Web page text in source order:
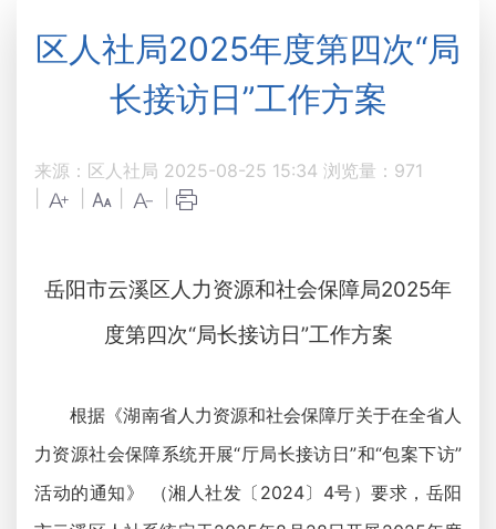
区人社局2025年度第四次“局
长接访日”工作方案
来源：区人社局 2025-08-25 15:34 浏览量： 971
岳阳市云溪区人力资源和社会保障局2025年
度第四次“局长接访日”工作方案
根据《湖南省人力资源和社会保障厅关于在全省人
力资源社会保障系统开展“厅局长接访日”和“包案下访”
活动的通知》 （湘人社发〔2024〕4号）要求，岳阳